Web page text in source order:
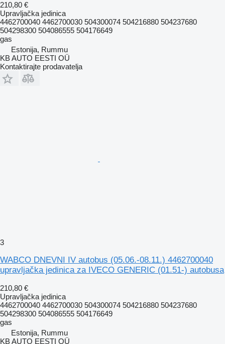
210,80 €
Upravljačka jedinica
4462700040 4462700030 504300074 504216880 504237680
504298300 504086555 504176649
gas
Estonija, Rummu
KB AUTO EESTI OÜ
Kontaktirajte prodavatelja
3
WABCO DNEVNI IV autobus (05.06.-08.11.) 4462700040
upravljačka jedinica za IVECO GENERIC (01.51-) autobusa
210,80 €
Upravljačka jedinica
4462700040 4462700030 504300074 504216880 504237680
504298300 504086555 504176649
gas
Estonija, Rummu
KB AUTO EESTI OÜ